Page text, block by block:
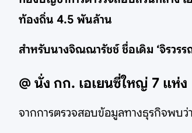
ท้องถิ่น 4.5 พันล้าน
สำหรับนางจิณณารัชช์ ชื่อเดิม ‘จิรวร
@ นั่ง กก. เอเยนซี่ใหญ่ 7 แห่ง
จากการตรวจสอบข้อมูลทางธุรกิจพ